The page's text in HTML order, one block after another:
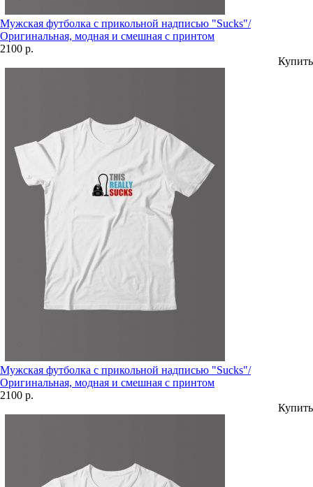
Мужская футболка с прикольной надписью "Sucks"/
Оригинальная, модная и смешная с принтом
2100 р.
Купить
Мужская футболка с прикольной надписью "Sucks"/
Оригинальная, модная и смешная с принтом
2100 р.
Купить